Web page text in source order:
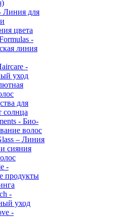
Линия для
цвета
-
линия
-
уход
для
солнца
- Био-
волос
– Линия
сияния
-
продукты
-
уход
-